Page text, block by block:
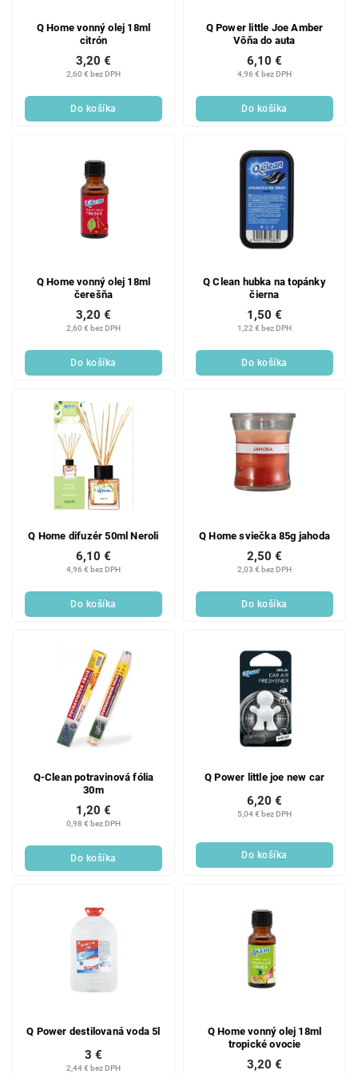
Q Home vonný olej 18ml
citrón
2,60 € bez DPH
3,20 €
Do košíka
Q Power little Joe Amber
Vôňa do auta
4,96 € bez DPH
6,10 €
Do košíka
Q Home vonný olej 18ml
čerešňa
2,60 € bez DPH
3,20 €
Do košíka
Q Clean hubka na topánky
čierna
1,22 € bez DPH
1,50 €
Do košíka
Q Home difuzér 50ml Neroli
4,96 € bez DPH
6,10 €
Do košíka
Q Home sviečka 85g jahoda
2,03 € bez DPH
2,50 €
Do košíka
Q-Clean potravinová fólia
30m
0,98 € bez DPH
1,20 €
Do košíka
Q Power little joe new car
5,04 € bez DPH
6,20 €
Do košíka
Q Power destilovaná voda 5l
2,44 € bez DPH
3 €
Q Home vonný olej 18ml
tropické ovocie
3,20 €